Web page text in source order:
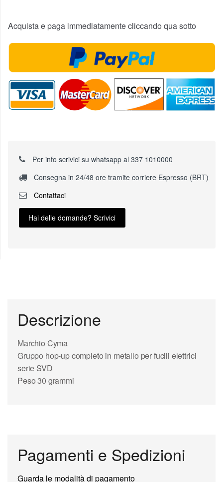
Acquista e paga immediatamente cliccando qua sotto
Per info scrivici su whatsapp al 337 1010000
Consegna in 24/48 ore tramite corriere Espresso (BRT)
Contattaci
Hai delle domande? Scrivici
Descrizione
Marchio Cyma
Gruppo hop-up completo in metallo per fucili elettrici
serie SVD
Peso 30 grammi
Pagamenti e Spedizioni
Guarda le modalità di pagamento